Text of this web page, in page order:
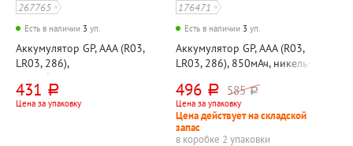
267765
Есть в наличии 3 уп.
Аккумулятор GP, AAA (R03,
LR03, 286),
"Возобновляемая энергия
(ReEnergy)", 650Ач, никель-
металл-гидридный, 2шт
431 руб.
Цена за упаковку
176471
Есть в наличии 3 уп.
Аккумулятор GP, AAA (R03,
LR03, 286), 850мАч, никель-
496 руб. 585 руб.
Цена за упаковку
Цена действует на складской
запас
в коробке 2 упаковки